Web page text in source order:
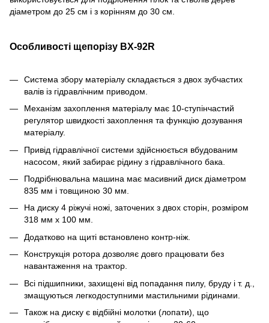
діаметром до 25 см і з корінням до 30 см.
Особливості щепорізу BX-92R
Система збору матеріалу складається з двох зубчастих
валів із гідравлічним приводом.
Механізм захоплення матеріалу має 10-ступінчастий
регулятор швидкості захоплення та функцію дозування
матеріалу.
Привід гідравлічної системи здійснюється вбудованим
насосом, який забирає рідину з гідравлічного бака.
Подрібнювальна машина має масивний диск діаметром
835 мм і товщиною 30 мм.
На диску 4 ріжучі ножі, заточених з двох сторін, розміром
318 мм х 100 мм.
Додатково на щиті встановлено контр-ніж.
Конструкція ротора дозволяє довго працювати без
навантаження на трактор.
Всі підшипники, захищені від попадання пилу, бруду і т. д.,
змащуються легкодоступними мастильними рідинами.
Також на диску є відбійні молотки (лопати), що